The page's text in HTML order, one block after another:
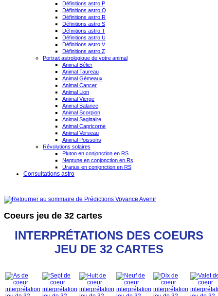
Définitions astro P
Définitions astro Q
Définitions astro R
Définitions astro S
Définitions astro T
Définitions astro U
Définitions astro V
Définitions astro Z
Portrait astrologique de votre animal
Animal Bélier
Animal Taureau
Animal Gémeaux
Animal Cancer
Animal Lion
Animal Vierge
Animal Balance
Animal Scorpion
Animal Sagittaire
Animal Capricorne
Animal Verseau
Animal Poissons
Révolutions solaires
Pluton en conjonction en RS
Neptune en conjonction en Rs
Uranus en conjonction en RS
Consultations astro
Coeurs jeu de 32 cartes
INTERPRÉTATIONS DES COEURS
JEU DE 32 CARTES